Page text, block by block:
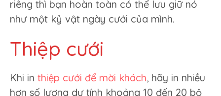
riêng thì bạn hoàn toàn có thể lưu giữ nó
như một kỷ vật ngày cưới của mình.
Thiệp cưới
Khi in thiệp cưới để mời khách, hãy in nhiều
hơn số lượng dự tính khoảng 10 đến 20 bộ